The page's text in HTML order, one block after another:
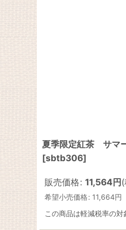
夏季限定紅茶 サマ
[sbtb306]
販売価格: 11,564円
希望小売価格: 11,664円
この商品は軽減税率の対